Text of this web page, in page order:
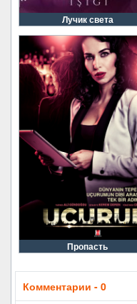
Лучик света
Пропасть
Комментарии - 0